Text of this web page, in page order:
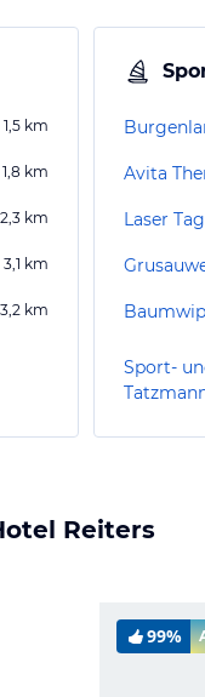
1,5 km
1,8 km
2,3 km
3,1 km
3,2 km
Avita
Laser
Sport-
Reiters
99%